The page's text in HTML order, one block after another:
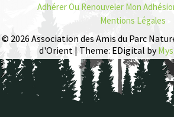
Adhérer Ou Renouveler Mon
Mentions Légales
© 2026 Association des Amis du Parc
d'Orient | Theme: EDigital by